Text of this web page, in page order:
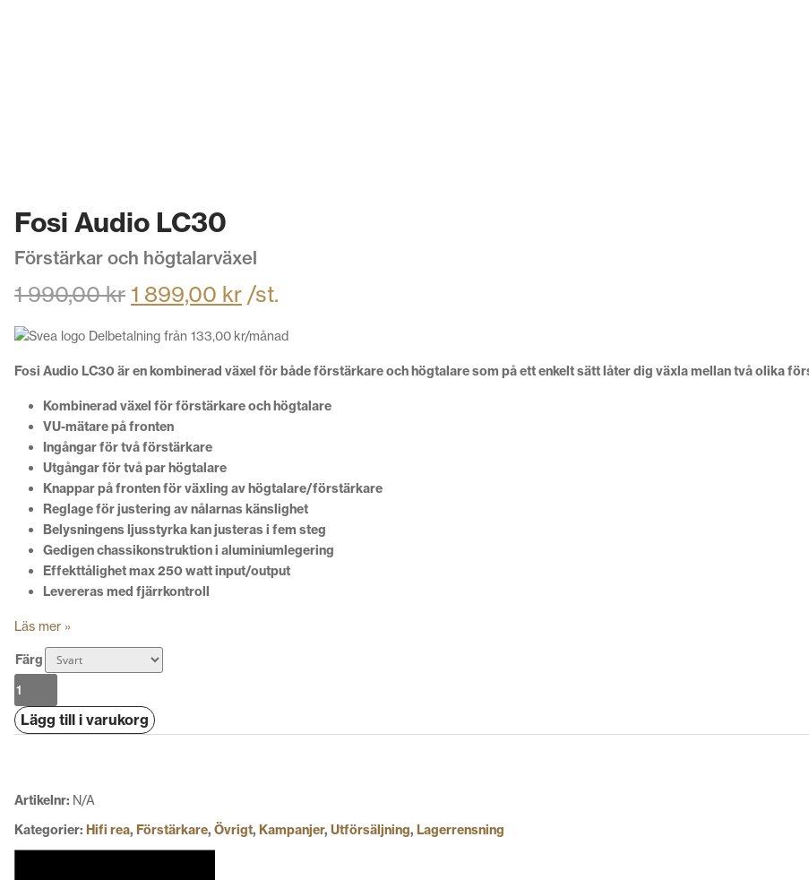
Fosi Audio LC30
Förstärkar och högtalarväxel
1 990,00kr 1 899,00 kr /st.
Delbetalning från 133,00 kr/månad
Fosi Audio LC30 är en kombinerad växel för både förstärkare och högtalare som på ett enkelt sätt låter dig växla mellan två olika
Kombinerad växel för förstärkare och högtalare
VU-mätare på fronten
Ingångar för två förstärkare
Utgångar för två par högtalare
Knappar på fronten för växling av högtalare/förstärkare
Reglage för justering av nålarnas känslighet
Belysningens ljusstyrka kan justeras i fem steg
Gedigen chassikonstruktion i aluminiumlegering
Effekttålighet max 250 watt input/output
Levereras med fjärrkontroll
Läs mer »
Färg
Fosi
Audio
LC30
Lägg till i varukorg
Artikelnr: N/A
Kategorier: Hifi rea, Förstärkare, Övrigt, Kampanjer, Utförsäljning, Lagerrensning